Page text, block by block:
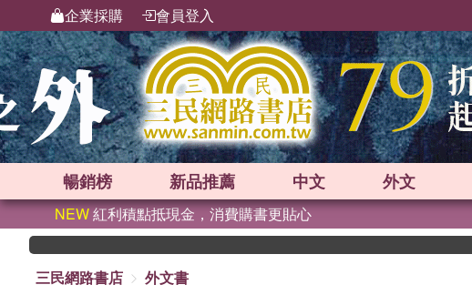
企業採購 會員登入
暢銷榜 新品推薦 中文 外文
NEW紅利積點抵現金，消費購書更貼心
三民網路書店
外文書